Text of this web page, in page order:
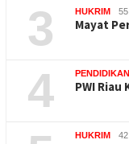
3 HUKRIM
Mayat
4 PENDIDIKAN
PWI Riau
HUKRIM